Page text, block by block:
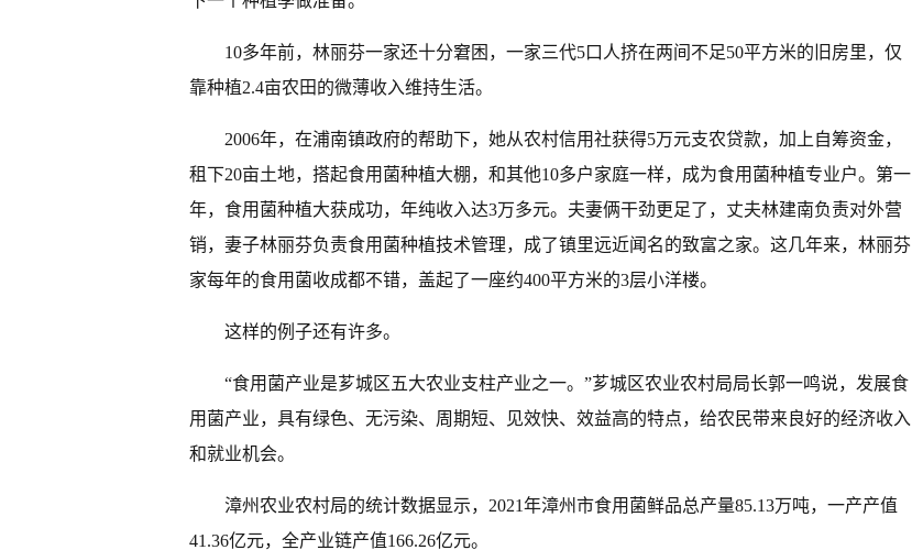
10多年前，林丽芬一家还十分窘困，一家三代5口人挤在两间不足50平方米的旧房里，仅
靠种植2.4亩农田的微薄收入维持生活。
2006年，在浦南镇政府的帮助下，她从农村信用社获得5万元支农贷款，加上自筹资金，
租下20亩土地，搭起食用菌种植大棚，和其他10多户家庭一样，成为食用菌种植专业户。第一
年，食用菌种植大获成功，年纯收入达3万多元。夫妻俩干劲更足了，丈夫林建南负责对外营
销，妻子林丽芬负责食用菌种植技术管理，成了镇里远近闻名的致富之家。这几年来，林丽芬
家每年的食用菌收成都不错，盖起了一座约400平方米的3层小洋楼。
这样的例子还有许多。
“食用菌产业是芗城区五大农业支柱产业之一。”芗城区农业农村局局长郭一鸣说，发展食
用菌产业，具有绿色、无污染、周期短、见效快、效益高的特点，给农民带来良好的经济收入
和就业机会。
漳州农业农村局的统计数据显示，2021年漳州市食用菌鲜品总产量85.13万吨，一产产值
41.36亿元，全产业链产值166.26亿元。